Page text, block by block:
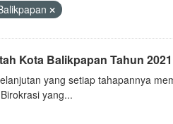
Kota Balikpapan Tahun 2021
yang setiap tahapannya
yang...